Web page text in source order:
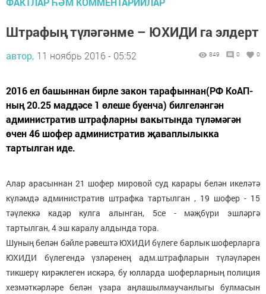
Штрафың түләгәнме – ЮХИДИ га элдерт
автор, 11 ноябрь 2016 - 05:52 849 0 0
2016 ел башыннан бирле закон тарафыннан(РФ КоАП-
ның 20.25 маддәсе 1 өлеше буенча) билгеләнгән
административ штрафларны вакытында түләмәгән
өчен 46 шофер административ җаваплылыкка
тартылган иде.
Алар арасыннан 21 шофер мировой суд карары белән икеләтә
күләмдә административ штрафка тартылган , 19 шофер - 15
тәүлеккә кадәр кулга алынган, 5се - мәҗбүри эшләргә
тартылган, 4 эш каралу алдында тора.
Шуның белән бәйле рәвештә ЮХИДИ бүлеге барлык шоферларга
ЮХИДИ бүлегендә үзләренең адм.штрафларын түләүләрен
тикшерү кирәклеген искәрә, бу юлларда шоферларның полиция
хезмәткәрләре белән үзара аңлашылмаучанлыгы булмасын